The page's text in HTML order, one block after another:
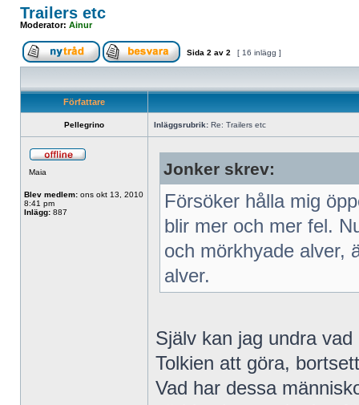
Trailers etc
Moderator: Ainur
Sida 2 av 2 [ 16 inlägg ]
Författare
Pellegrino Inläggsrubrik: Re: Trailers etc
Maia
Blev medlem: ons okt 13, 2010
8:41 pm
Inlägg: 887
Jonker skrev:
Försöker hålla mig
blir mer och mer fel.
och mörkhyade alver,
alver.
Själv kan jag undra
Tolkien att göra,
Vad har dessa